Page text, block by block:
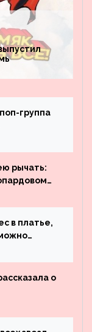
группа
Они
рычать:
в платье,
о